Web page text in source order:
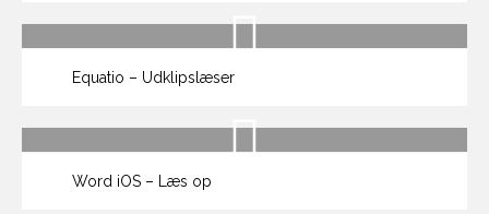
Equatio – Udklipslæser
Word iOS – Læs op